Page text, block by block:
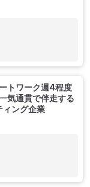
トワーク週4程度
気通貫で伴走する
ィング企業